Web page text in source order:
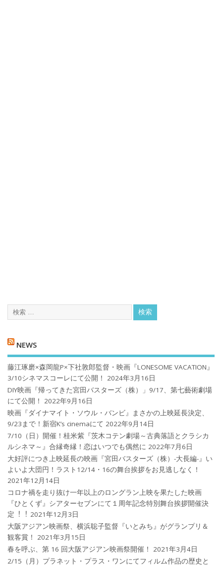
NEWS
藤江琢磨×森岡龍P×下社敦郎監督・映画『LONESOME VACATION』
3/10シネマスコーレにて公開！
2024年3月16日
DIY映画『帰ってきた宮田バスターズ（株）」9/17、第七藝術劇場
にて公開！
2022年9月16日
映画『ダイナマイト・ソウル・バンビ』まさかの上映延長決定、
9/23まで！新宿K’s cinemaにて 2022年9月14日
7/10（日）開催！桂米紫『茨木コテン劇場～古典落語とクラシカ
ルシネマ～』合縁奇縁！恋はいつでも偶然に 2022年7月6日
大好評につき上映延長の映画『宮田バスターズ（株）-大長編-』い
よいよ大団円！ラスト12/14・16の舞台挨拶をお見逃しなく！
2021年12月14日
コロナ禍を⾛り抜け⼀年以上のロングラン上映を果たした映画
『ひとくず』シアターセブンにて１周年記念特別舞台挨拶開催決
定︕︕ 2021年12月3日
大阪アジアン映画祭、横浜聡子監督『いとみち』がグランプリ＆
観客賞！
2021年3月15日
春を呼ぶ、第 16 回大阪アジアン映画祭開催！
2021年3月4日
2/15（月）プラネット・プラス・ワンにてフィルム作品の歴史と